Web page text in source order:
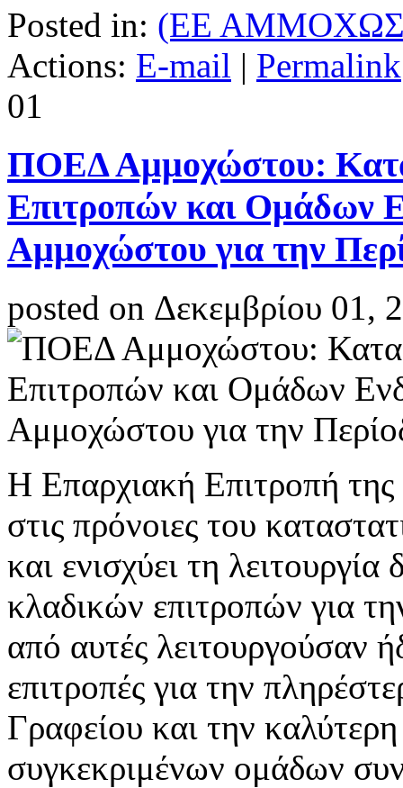
Posted in: (ΕΕ
Actions: E-mail | Permalink
01
ΠΟΕΔ Αμμοχώστου:
Επιτροπών και Ομάδων
Αμμοχώστου για την
posted on Δεκεμβρίου 01,
Η Επαρχιακή Επιτροπή
στις πρόνοιες του
και ενισχύει τη
κλαδικών επιτροπών για
από αυτές λειτουργούσαν
επιτροπές για την
Γραφείου και την
συγκεκριμένων ομάδων